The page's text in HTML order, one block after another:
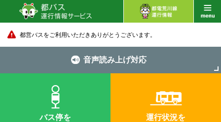
都営バスをご利用いただきありがとうございます。
音声読み上げ対応
バス停を
運行状況を